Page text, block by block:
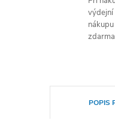
výdejní
POPIS